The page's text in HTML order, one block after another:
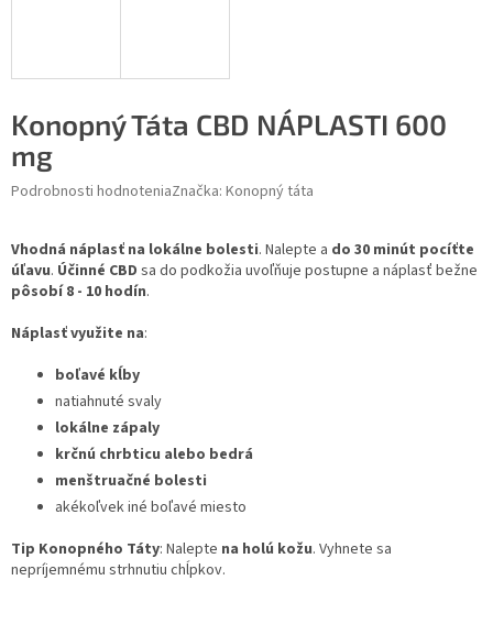
Konopný Táta CBD NÁPLASTI 600
mg
Podrobnosti hodnoteniaZnačka: Konopný táta
Vhodná náplasť na lokálne bolesti. Nalepte a do 30 minút pocíťte
úľavu. Účinné CBD sa do podkožia uvoľňuje postupne a náplasť bežne
pôsobí 8 - 10 hodín.
Náplasť využite na:
boľavé kĺby
natiahnuté svaly
lokálne zápaly
krčnú chrbticu alebo bedrá
menštruačné bolesti
akékoľvek iné boľavé miesto
Tip Konopného Táty: Nalepte na holú kožu. Vyhnete sa
nepríjemnému strhnutiu chĺpkov.